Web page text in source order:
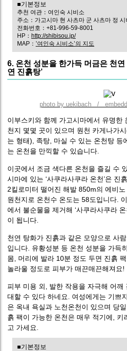
■기본정보
추천 여관：여인숙 시비소
주소：가고시마 현 사츠마 군 사츠마 정
전화번호：+81-996-59-8001
HP： http://shibisou.jp/
MAP： ’여인숙 시비소’의 지도
6. 온천 성분을 한가득 머금은 천연
연 진흙탕’
photo by uekibach /
이부스키와 함께 가고시마에서 유명한
천지 몇몇 곳이 있으며 원천 카게나가
는 형태), 족탕, 마실 수 있는 온천탕 등
는 온천을 만끽할 수 있습니다.
이곳에서 조금 색다른 온천을 즐길 수
시마에 있는 ‘사쿠라사쿠라 온천’은 진
2킬로미터 떨어진 해발 850m의 에비
원천지로 온천수 온도는 58도입니다.
에서 불순물을 제거해 ‘사쿠라사쿠라
이 됩니다.
천연 탕화가 진흙과 같은 모양으로 사
입니다. 유황성분 등 온천 성분을 가득
몸, 머리에 발라 10분 정도 두면 진흙
놀라울 정도로 피부가 매끈매끈해져요!
피부 미용 외, 발한 작용을 자극해 어깨
대할 수 있다 하네요. 여성에게는 기쁘
은 옥내 욕실과 노천온천이 있으며 당
흙 팩이 가능한 온천은 매우 적기에, 키
고 가세요.
■기본정보